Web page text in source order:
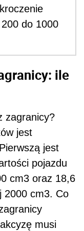
do 1000
ile
zagranicy?
jest
jest
pojazdu
cm3 oraz 18,6
2000 cm3. Co
musi